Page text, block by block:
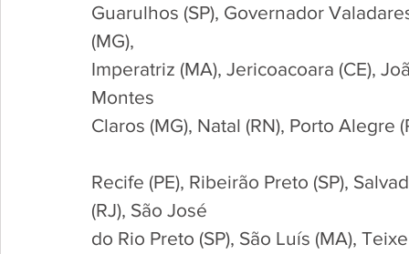
Guarulhos (SP), Governador
(MG),
Imperatriz (MA), Jericoacoara (CE),
Montes
Claros (MG), Natal (RN), Porto Alegre
Recife (PE), Ribeirão Preto (SP),
(RJ), São José
do Rio Preto (SP), São Luís (MA),